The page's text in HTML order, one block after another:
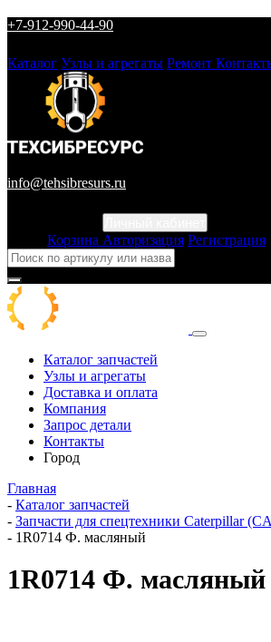
+7-912-990-44-90
Каталог Узлы и агрегаты Ремонт
info@tehsibresurs.ru
Корзина Авторизация Регистрация
Каталог запчастей
Узлы и агрегаты
Доставка и оплата
Компания
Запрос детали
Контакты
Город
Главная
- Каталог запчастей
- Запчасти для спецтехники Caterpillar
- 1R0714 Ф. масляный
1R0714 Ф. масляный